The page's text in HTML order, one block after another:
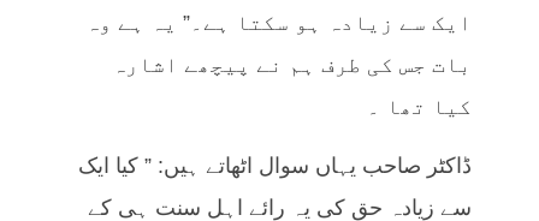
ایک سے زیادہ ہو سکتا ہے۔” یہ ہے وہ
بات جس کی طرف ہم نے پیچھے اشارہ
کیا تھا ۔
ڈاکٹر صاحب یہاں سوال اٹھاتے ہیں: ” کیا ایک
سے زیادہ حق کی یہ رائے اہل سنت ہی کے